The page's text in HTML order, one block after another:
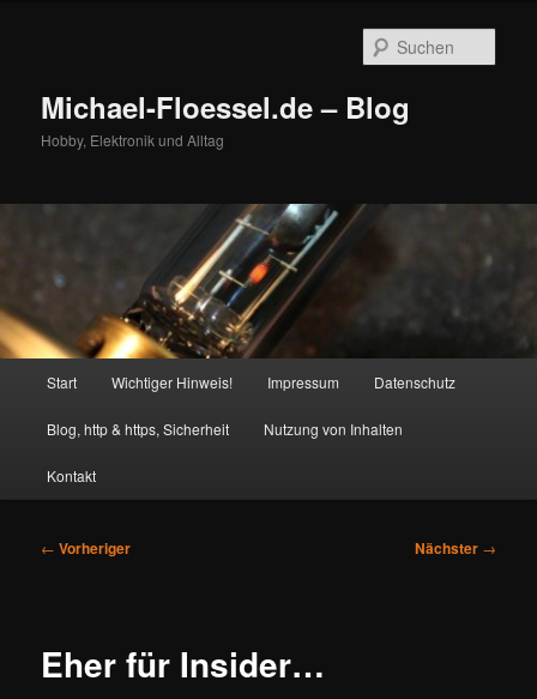
Michael-Floessel.de – Blog
Hobby, Elektronik und Alltag
Start Wichtiger Hinweis! Impressum Datenschutz
Blog, http & https, Sicherheit Nutzung von Inhalten
Kontakt
Beitragsnavigation
← Vorheriger Nächster →
Eher für Insider…